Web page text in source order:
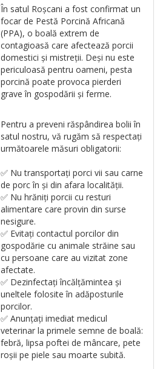
În satul Roșcani a fost confirmat un
focar de Pestă Porcină Africană
(PPA), o boală extrem de
contagioasă care afectează porcii
domestici și mistreții. Deși nu este
periculoasă pentru oameni, pesta
porcină poate provoca pierderi
grave în gospodării și ferme.
Pentru a preveni răspândirea bolii în
satul nostru, vă rugăm să respectați
următoarele măsuri obligatorii:
✅ Nu transportați porci vii sau carne
de porc în și din afara localității.
✅ Nu hrăniți porcii cu resturi
alimentare care provin din surse
nesigure.
✅ Evitați contactul porcilor din
gospodărie cu animale străine sau
cu persoane care au vizitat zone
afectate.
✅ Dezinfectați încălțămintea și
uneltele folosite în adăposturile
porcilor.
✅ Anunțați imediat medicul
veterinar la primele semne de boală:
febră, lipsa poftei de mâncare, pete
roșii pe piele sau moarte subită.